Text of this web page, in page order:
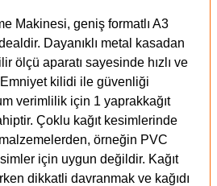
Makinesi, geniş formatlı A3
Dayanıklı metal kasadan
ölçü aparatı sayesinde hızlı ve
kilidi ile güvenliği
verimlilik için 1 yaprakkağıt
Çoklu kağıt kesimlerinde
örneğin PVC
için uygun değildir. Kağıt
dikkatli davranmak ve kağıdı